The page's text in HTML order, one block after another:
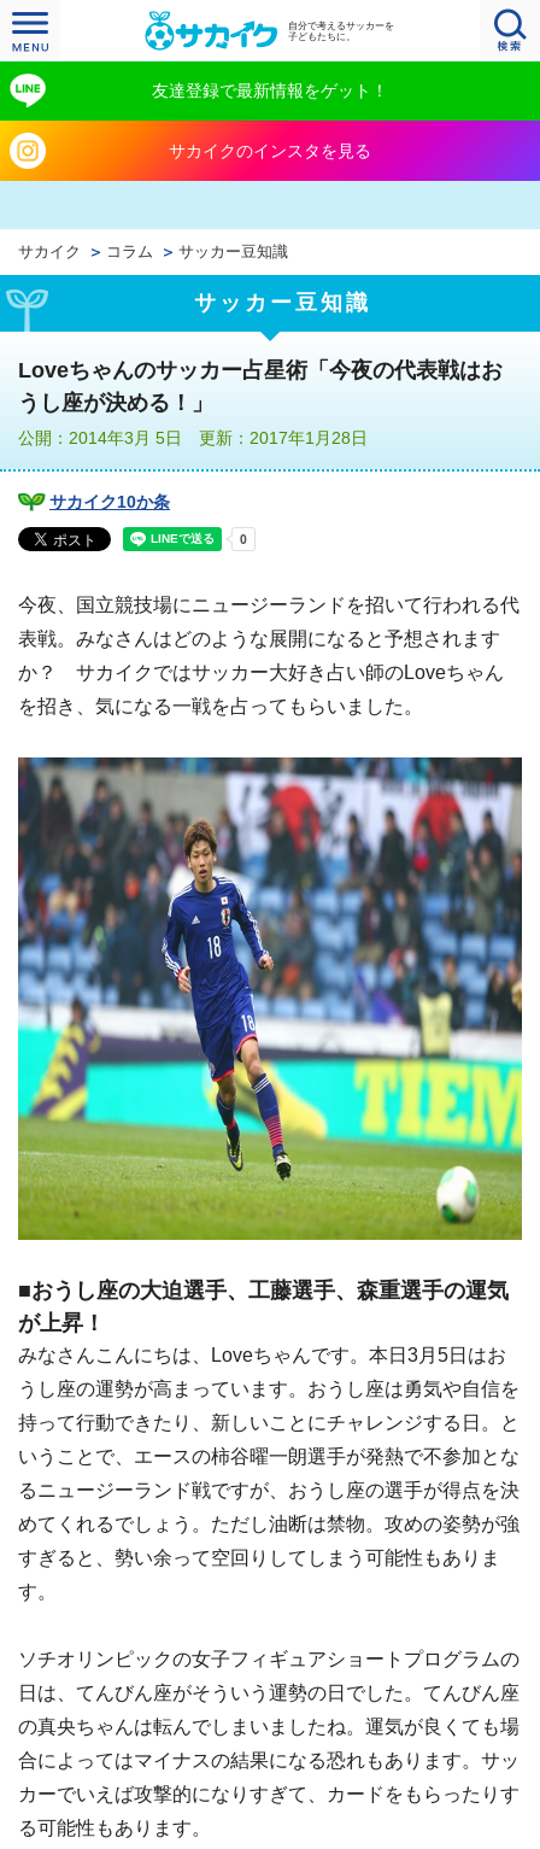
自分で考えるサッカーを
子どもたちに。
友達登録で最新情報をゲット！
サカイクのインスタを見る
サカイク コラム サッカー豆知識
サッカー豆知識
Loveちゃんのサッカー占星術「今夜の代表戦はお
うし座が決める！」
公開：2014年3月 5日 更新：2017年1月28日
サカイク10か条
今夜、国立競技場にニュージーランドを招いて行われる代
表戦。みなさんはどのような展開になると予想されます
か？ サカイクではサッカー大好き占い師のLoveちゃん
を招き、気になる一戦を占ってもらいました。
■おうし座の大迫選手、工藤選手、森重選手の運気
が上昇！
みなさんこんにちは、Loveちゃんです。本日3月5日はお
うし座の運勢が高まっています。おうし座は勇気や自信を
持って行動できたり、新しいことにチャレンジする日。と
いうことで、エースの柿谷曜一朗選手が発熱で不参加とな
るニュージーランド戦ですが、おうし座の選手が得点を決
めてくれるでしょう。ただし油断は禁物。攻めの姿勢が強
すぎると、勢い余って空回りしてしまう可能性もありま
す。
ソチオリンピックの女子フィギュアショートプログラムの
日は、てんびん座がそういう運勢の日でした。てんびん座
の真央ちゃんは転んでしまいましたね。運気が良くても場
合によってはマイナスの結果になる恐れもあります。サッ
カーでいえば攻撃的になりすぎて、カードをもらったりす
る可能性もあります。